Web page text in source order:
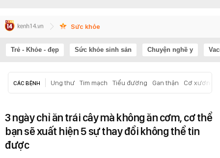
Sức khỏe
Trẻ - Khỏe - đẹp Sức khỏe sinh sản Chuyện nghề y
CÁC BỆNH Ung thư Tim mạch Tiểu đường Gan thận Cơ xương
3 ngày chỉ ăn trái cây mà không ăn cơm, cơ thể
bạn sẽ xuất hiện 5 sự thay đổi không thể tin
được